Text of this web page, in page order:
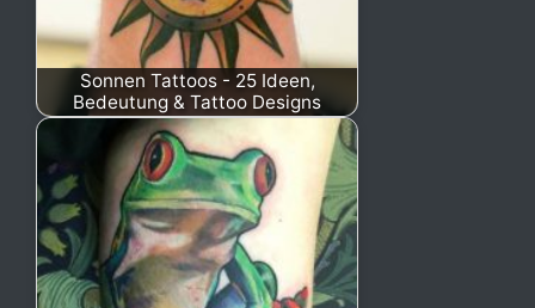
Sonnen Tattoos - 25 Ideen,
Bedeutung & Tattoo Designs